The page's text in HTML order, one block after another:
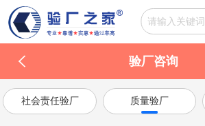
验厂咨询
社会责任验厂 质量验厂